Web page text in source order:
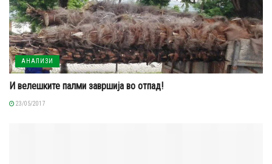
АНАЛИЗИ
И велешките палми завршија во отпад!
23/05/2017